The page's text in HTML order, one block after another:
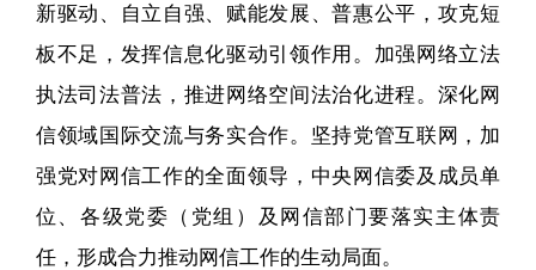
新驱动、自立自强、赋能发展、普惠公平，攻克短
板不足，发挥信息化驱动引领作用。加强网络立法
执法司法普法，推进网络空间法治化进程。深化网
信领域国际交流与务实合作。坚持党管互联网，加
强党对网信工作的全面领导，中央网信委及成员单
位、各级党委（党组）及网信部门要落实主体责
任，形成合力推动网信工作的生动局面。